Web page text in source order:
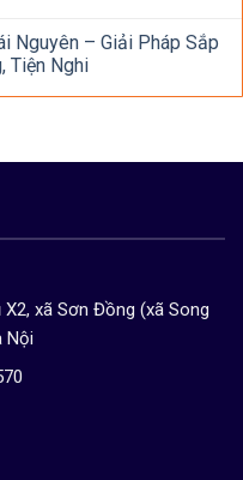
Nguyên – Giải Pháp Sắp
Tiện Nghi
xã Sơn Đồng (xã Song
Nội